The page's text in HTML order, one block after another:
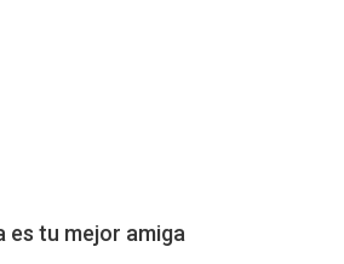
es tu mejor amiga